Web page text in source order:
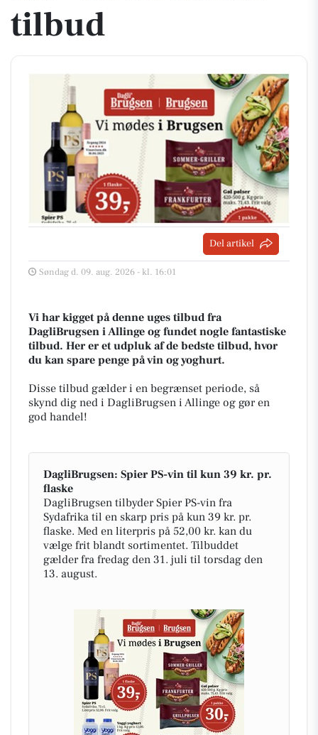
tilbud
Del artikel
Søndag d. 09. aug. 2026 - kl. 16:01
Vi har kigget på denne uges tilbud fra
DagliBrugsen i Allinge og fundet nogle fantastiske
tilbud. Her er et udpluk af de bedste tilbud, hvor
du kan spare penge på vin og yoghurt.
Disse tilbud gælder i en begrænset periode, så
skynd dig ned i DagliBrugsen i Allinge og gør en
god handel!
DagliBrugsen: Spier PS-vin til kun 39 kr. pr.
flaske
DagliBrugsen tilbyder Spier PS-vin fra
Sydafrika til en skarp pris på kun 39 kr. pr.
flaske. Med en literpris på 52,00 kr. kan du
vælge frit blandt sortimentet. Tilbuddet
gælder fra fredag den 31. juli til torsdag den
13. august.